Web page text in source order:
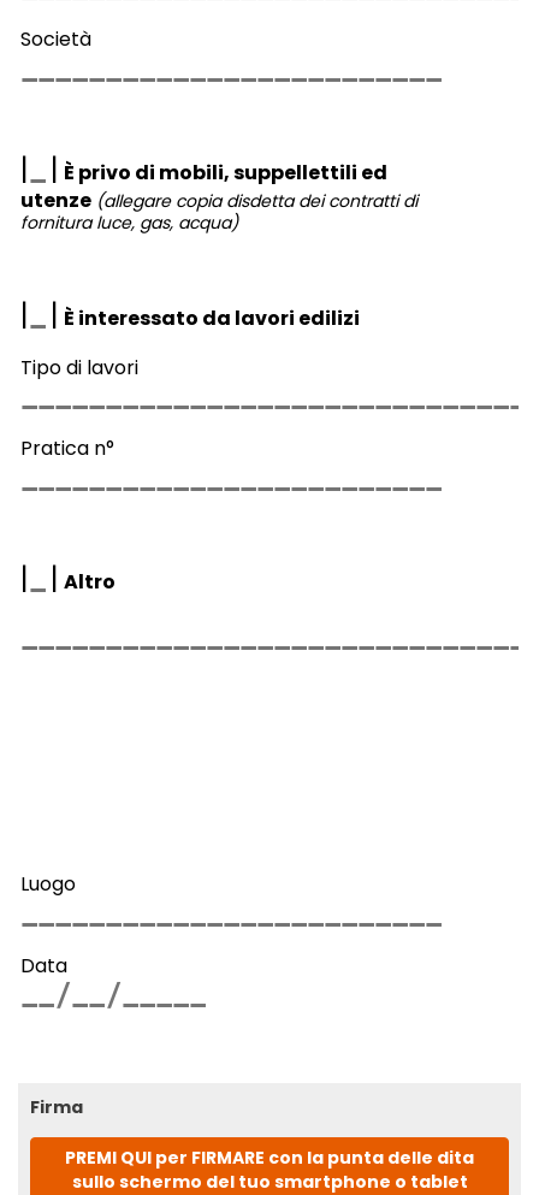
Società
| | È privo di mobili, suppellettili ed
utenze (allegare copia disdetta dei contratti di
fornitura luce, gas, acqua)
| | È interessato da lavori edilizi
Tipo di lavori
Pratica n°
| | Altro
Luogo
Data
Firma
PREMI QUI per FIRMARE con la punta delle dita
sullo schermo del tuo smartphone o tablet